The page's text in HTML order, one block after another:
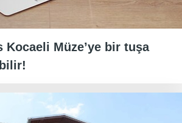
Kocaeli Müze’ye bir tuşa